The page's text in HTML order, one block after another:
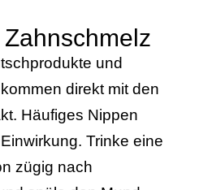
und
direkt mit den
Häufiges Nippen
Trinke eine
zügig nach